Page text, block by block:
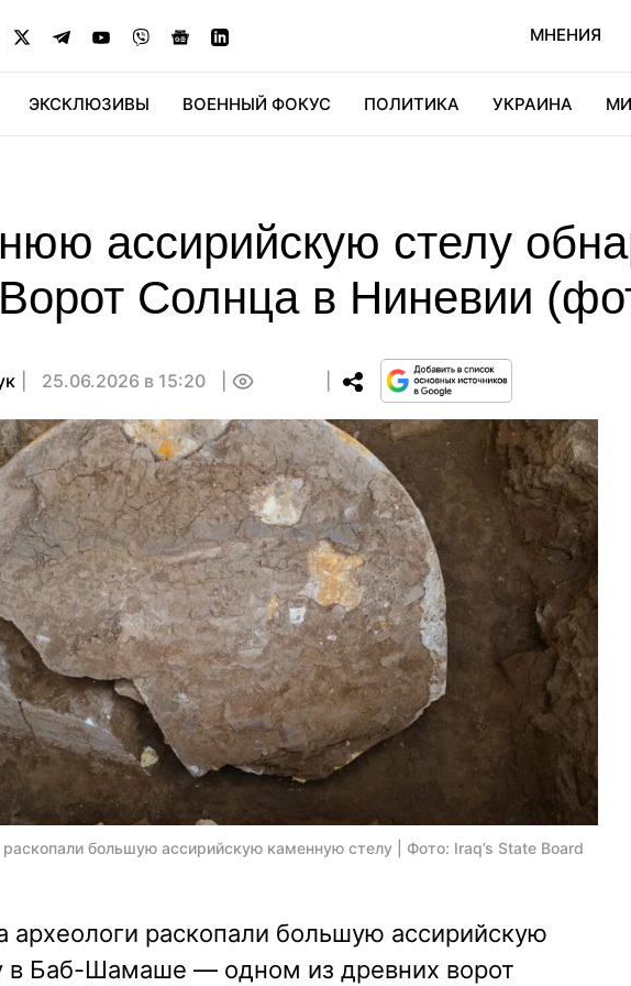
МНЕНИЯ
ЭКСКЛЮЗИВЫ ВОЕННЫЙ ФОКУС ПОЛИТИКА УКРАИНА
ассирийскую стелу
Солнца в Ниневии
25.06.2026 в 15:20
большую ассирийскую каменную стелу | Фото: Iraq’s State Board
археологи раскопали большую ассирийскую
в Баб-Шамаше — одном из древних ворот